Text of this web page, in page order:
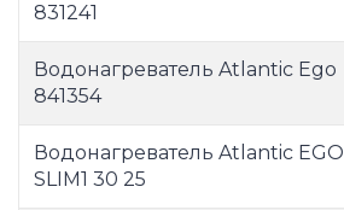
831241
Водонагреватель Atlantic Ego
841354
Водонагреватель Atlantic EGO
SLIM1 30 25